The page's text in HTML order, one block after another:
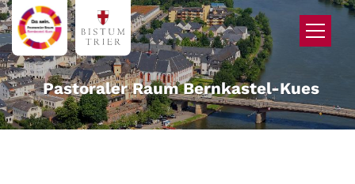
Zum Inhalt springen
Pastoraler Raum Bernkastel-Kues